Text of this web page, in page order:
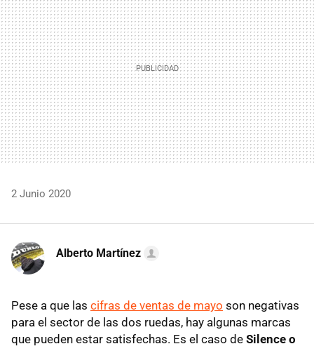
2 Junio 2020
Alberto Martínez
Pese a que las cifras de ventas de mayo son negativas
para el sector de las dos ruedas, hay algunas marcas
que pueden estar satisfechas. Es el caso de Silence o